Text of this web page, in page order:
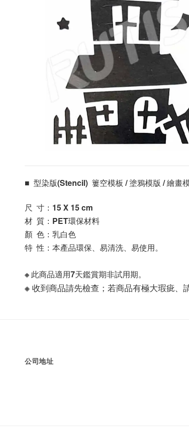
■  型染版(Stencil)  簍空模板 / 塗鴉模版 / 繪畫
尺  寸：15 X 15 cm
材  質：PET環保材料
顏  色：乳白色
特  性：本產品環保、易清洗、易使用。
※ 此商品適用7天鑑賞期非試用期。
※ 收到商品請先檢查；若商品有極大瑕疵、
公司地址